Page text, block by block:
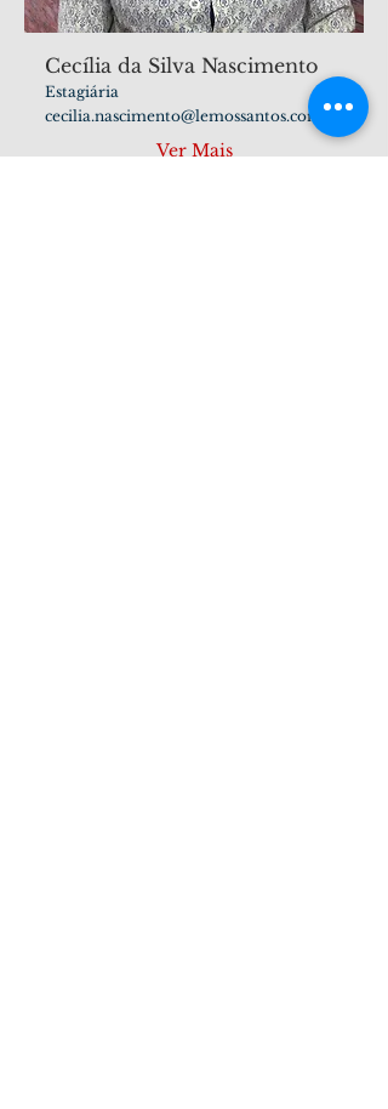
Cecília da Silva Nascimento
Estagiária
cecilia.nascimento@lemossantos.com.br
Ver Mais